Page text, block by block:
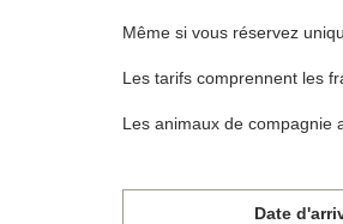
Même si vous réservez
Les tarifs comprennent les
Les animaux de compagnie
Date